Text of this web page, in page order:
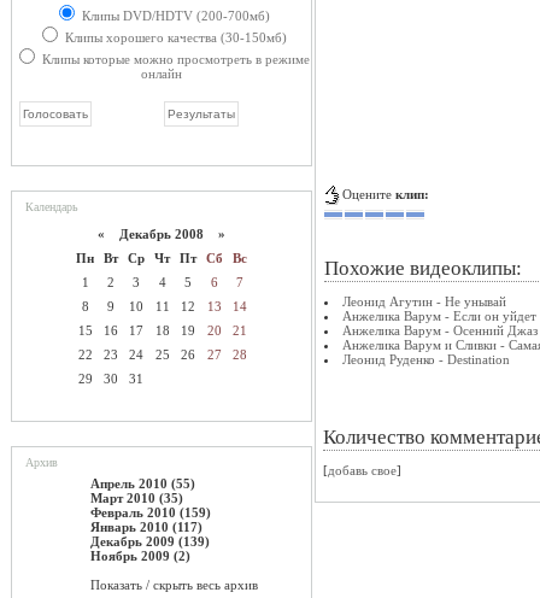
Клипы DVD/HDTV (200-700мб)
Клипы хорошего качества (30-150мб)
Клипы которые можно просмотреть в режиме
онлайн
Календарь
« Декабрь 2008 »
Пн
Вт Ср Чт Пт Сб
Вс
1
2 3 4 5 6
7
8
9 10 11 12 13
14
15
16 17 18 19 20
21
22
23 24 25 26 27
28
29
30 31
Архив
Апрель 2010 (55)
Март 2010 (35)
Февраль 2010 (159)
Январь 2010 (117)
Декабрь 2009 (139)
Ноябрь 2009 (2)
Показать / скрыть весь архив
Оцените клип:
Похожие видеоклипы:
Леонид Агутин - Не унывай
Анжелика Варум - Если он уйдет
Анжелика Варум - Осенний Джаз
Анжелика Варум и Сливки -
Леонид Руденко - Destination
Количество
[добавь свое]